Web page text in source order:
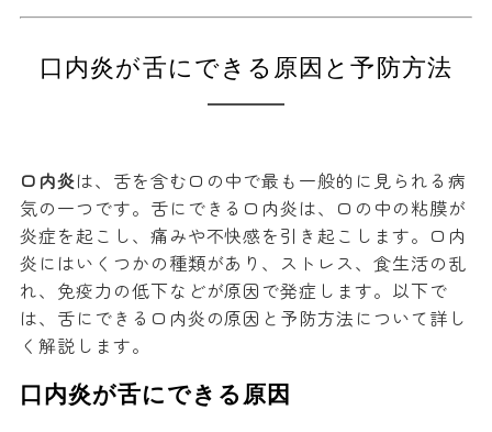
口内炎が舌にできる原因と予防方法
口内炎は、舌を含む口の中で最も一般的に見られる病
気の一つです。舌にできる口内炎は、口の中の粘膜が
炎症を起こし、痛みや不快感を引き起こします。口内
炎にはいくつかの種類があり、ストレス、食生活の乱
れ、免疫力の低下などが原因で発症します。以下で
は、舌にできる口内炎の原因と予防方法について詳し
く解説します。
口内炎が舌にできる原因